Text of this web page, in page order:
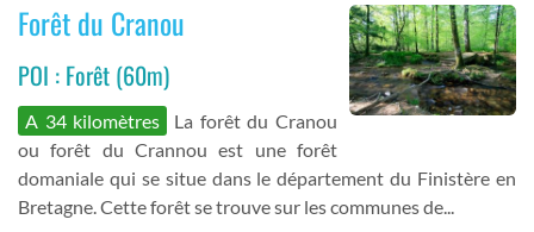
Forêt du Cranou
POI : Forêt (60m)
A 34 kilomètres
La forêt du Cranou
ou forêt du Crannou est une forêt
domaniale qui se situe dans le département du Finistère en
Bretagne. Cette forêt se trouve sur les communes de...